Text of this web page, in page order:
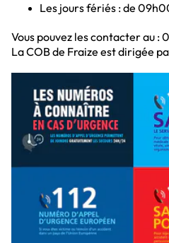
Les jours fériés : de
Vous pouvez les contacter au :
La COB de Fraize est dirigée